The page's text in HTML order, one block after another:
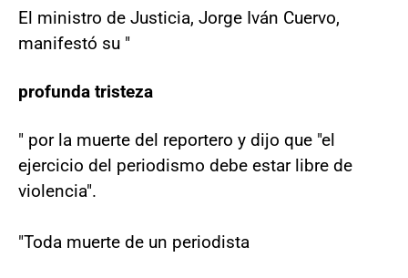
El ministro de Justicia, Jorge Iván Cuervo,
manifestó su "
profunda tristeza
" por la muerte del reportero y dijo que "el
ejercicio del periodismo debe estar libre de
violencia".
"Toda muerte de un periodista